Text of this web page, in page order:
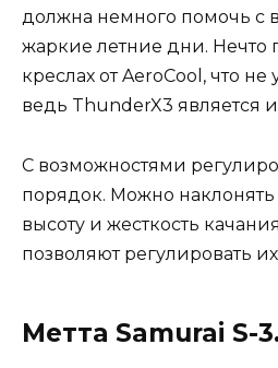
должна немного помочь с
жаркие летние дни. Нечто
креслах от AeroCool, что
ведь ThunderX3 является
С возможностями
порядок. Можно наклонять
высоту и жесткость
позволяют регулировать
Метта Samurai S-